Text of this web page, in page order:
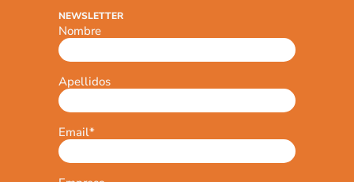
NEWSLETTER
Nombre
Apellidos
Email*